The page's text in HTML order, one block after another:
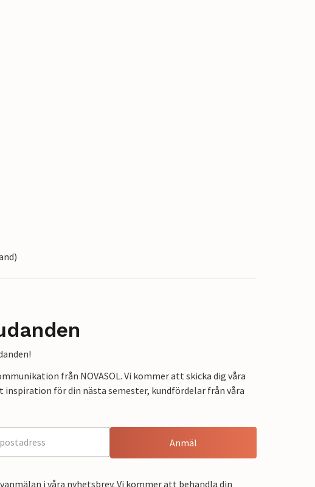
från NOVASOL. Vi kommer att skicka dig våra
inspiration för din nästa semester, kundfördelar från våra
Anmäl
i våra nyhetsbrev. Vi kommer att behandla din